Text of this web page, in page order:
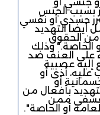
أو
بسبب الجنس
جسدي أو نفسي
التهديد
الحقوق
الخاصة." وذلك
على العنف ضد
إليه عصبية
أذى أو
أو
بأفعال من
ممن
أو الخاصة".